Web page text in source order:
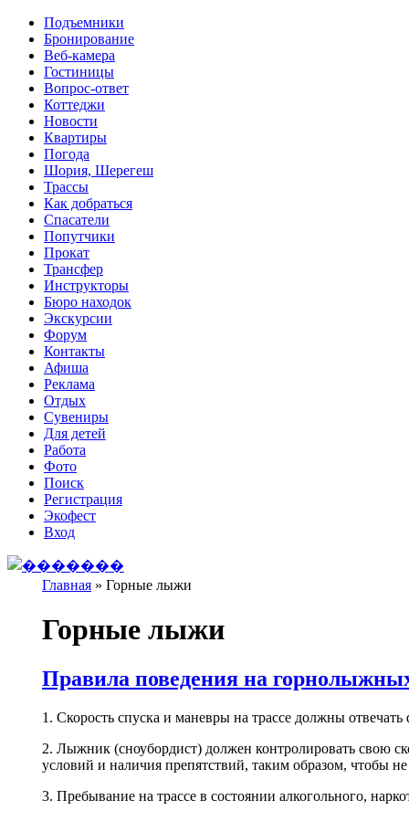
Перейти к основному содержанию
Подъемники
Бронирование
Веб-камера
Гостиницы
Вопрос-ответ
Коттеджи
Новости
Квартиры
Погода
Шория, Шерегеш
Трассы
Как добраться
Спасатели
Попутчики
Прокат
Трансфер
Инструкторы
Бюро находок
Экскурсии
Форум
Контакты
Афиша
Реклама
Отдых
Сувениры
Для детей
Работа
Фото
Поиск
Регистрация
Экофест
Вход
Главная » Горные лыжи
Горные лыжи
Правила поведения на
1. Скорость спуска и маневры на трассе должны
2. Лыжник (сноубордист) должен контролировать свою
условий и наличия препятствий, таким образом, чтобы
3. Пребывание на трассе в состоянии алкогольного,